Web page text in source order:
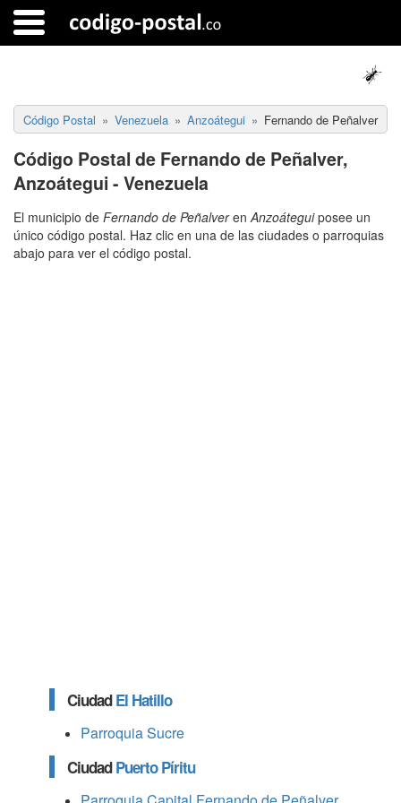
Código Postal Venezuela Anzoátegui Fernando de Peñalver
Código Postal de Fernando de Peñalver,
Anzoátegui - Venezuela
El municipio de Fernando de Peñalveren Anzoáteguiposee un
único código postal. Haz clic en una de las ciudades o parroquias
abajo para ver el código postal.
CiudadEl Hatillo
Parroquia Sucre
CiudadPuerto Píritu